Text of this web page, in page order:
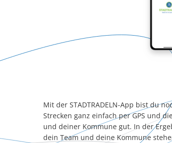
Mit der STADTRADELN-App bist du
Strecken ganz einfach per GPS und
und deiner Kommune gut. In der
dein Team und deine Kommune